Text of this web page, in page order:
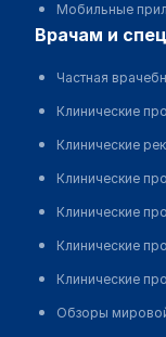
Мобильные
врачам и
Частная
Клинические
Клинические
Клинические
Клинические
Клинические
Клинические
Обзоры